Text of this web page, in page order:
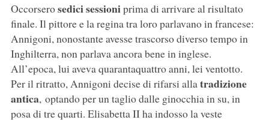
Occorserosedici sessioniprima di arrivare al risultato
finale. Il pittore e la regina tra loro parlavano in francese:
Annigoni, nonostante avesse trascorso diverso tempo in
Inghilterra, non parlava ancora bene in inglese.
All’epoca, lui aveva quarantaquattro anni, lei ventotto.
Per il ritratto, Annigoni decise di rifarsi allatradizione
antica, optando per un taglio dalle ginocchia in su, in
posa di tre quarti. Elisabetta II ha indosso la veste